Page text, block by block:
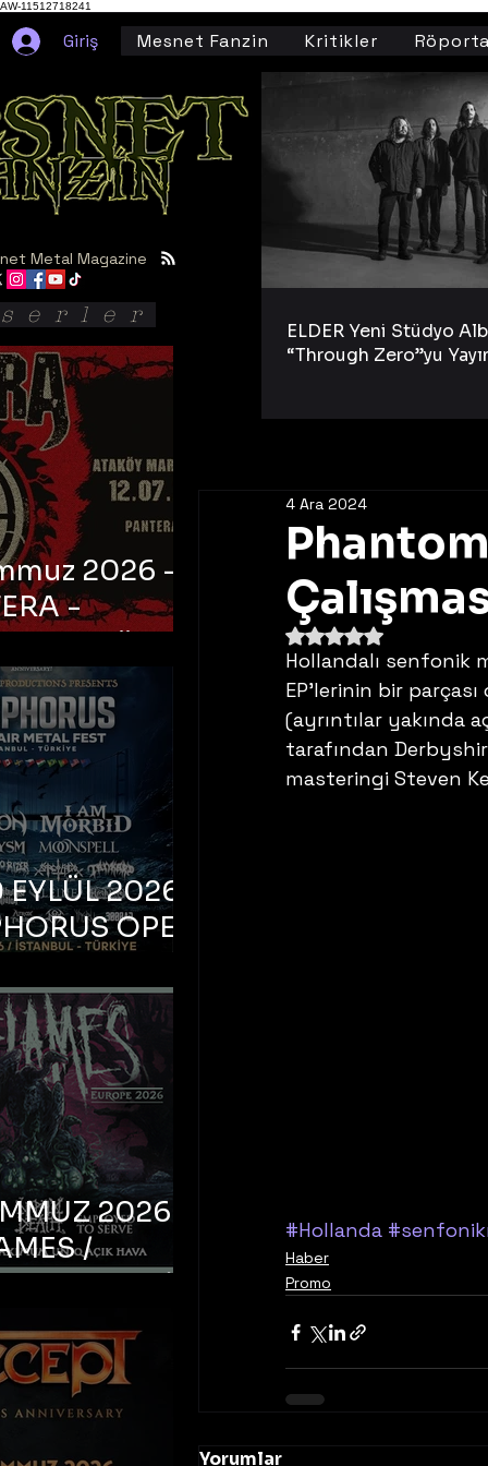
AW-11512718241
Giriş Mesnet Fanzin Kritikler
4 Ara 2024
5 üzerinden NaN yıldız
Hollandalı senfonik
EP’lerinin bir
(ayrıntılar yakında
tarafından
masteringi Steven
#Hollanda
Haber
Promo
Yorumlar
Metal Magazine
ELDER Yeni Stüdyo
“Through Zero”yu
2026 -
-
Ataköy
Arena
2026 –
OPEN
FEST
2026 –
/
DEATH /
– İstanbul,
Uniq